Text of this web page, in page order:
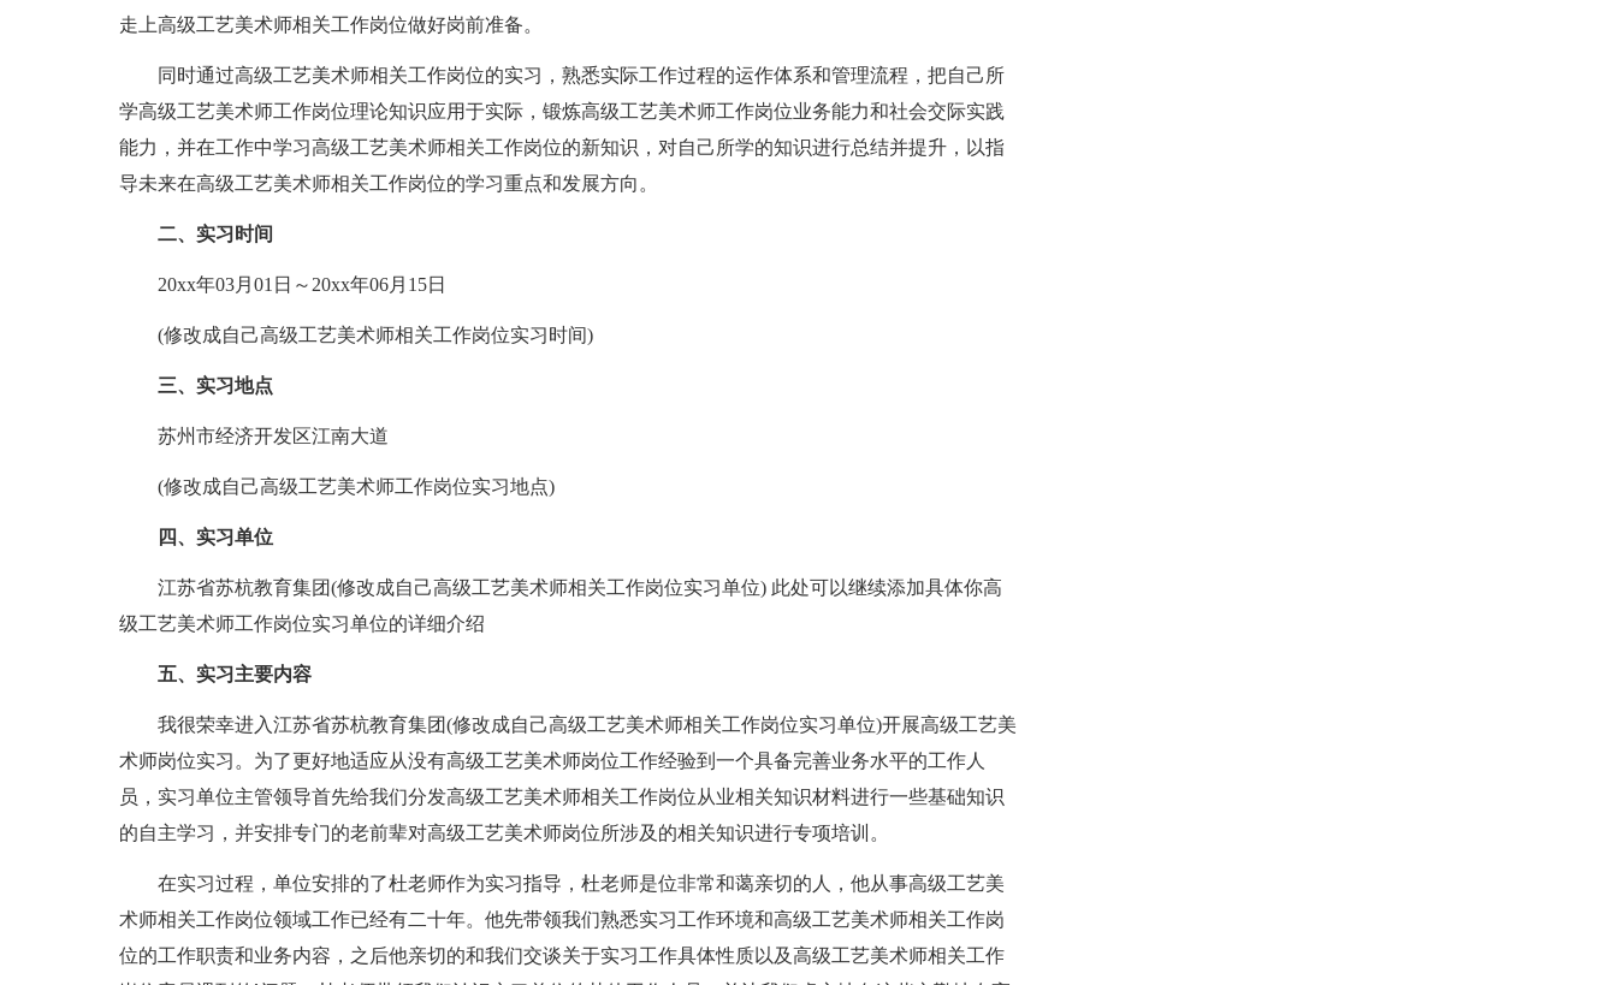
走上高级工艺美术师相关工作岗位做好岗前准备。
同时通过高级工艺美术师相关工作岗位的实习，熟悉实际工作过程的运作体系和管理流程，把自己所
学高级工艺美术师工作岗位理论知识应用于实际，锻炼高级工艺美术师工作岗位业务能力和社会交际实践
能力，并在工作中学习高级工艺美术师相关工作岗位的新知识，对自己所学的知识进行总结并提升，以指
导未来在高级工艺美术师相关工作岗位的学习重点和发展方向。
二、实习时间
20xx年03月01日～20xx年06月15日
(修改成自己高级工艺美术师相关工作岗位实习时间)
三、实习地点
苏州市经济开发区江南大道
(修改成自己高级工艺美术师工作岗位实习地点)
四、实习单位
江苏省苏杭教育集团(修改成自己高级工艺美术师相关工作岗位实习单位) 此处可以继续添加具体你高
级工艺美术师工作岗位实习单位的详细介绍
五、实习主要内容
我很荣幸进入江苏省苏杭教育集团(修改成自己高级工艺美术师相关工作岗位实习单位)开展高级工艺美
术师岗位实习。为了更好地适应从没有高级工艺美术师岗位工作经验到一个具备完善业务水平的工作人
员，实习单位主管领导首先给我们分发高级工艺美术师相关工作岗位从业相关知识材料进行一些基础知识
的自主学习，并安排专门的老前辈对高级工艺美术师岗位所涉及的相关知识进行专项培训。
在实习过程，单位安排的了杜老师作为实习指导，杜老师是位非常和蔼亲切的人，他从事高级工艺美
术师相关工作岗位领域工作已经有二十年。他先带领我们熟悉实习工作环境和高级工艺美术师相关工作岗
位的工作职责和业务内容，之后他亲切的和我们交谈关于实习工作具体性质以及高级工艺美术师相关工作